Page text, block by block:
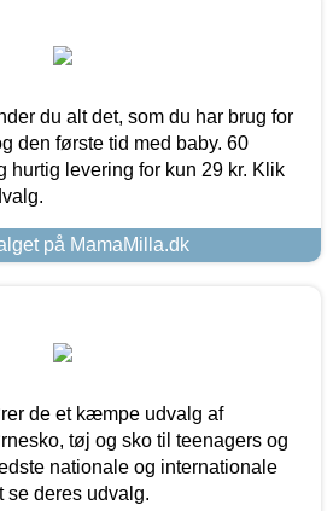
du alt det, som du har brug for
den første tid med baby. 60
hurtig levering for kun 29 kr. Klik
på MamaMilla.dk
de et kæmpe udvalg af
tøj og sko til teenagers og
nationale og internationale
se deres udvalg.